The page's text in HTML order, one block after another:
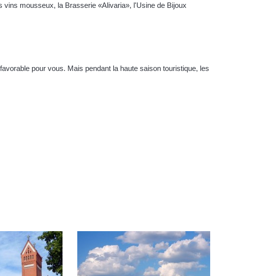
mousseux, la Brasserie «Alivaria», l'Usine de Bijoux
pour vous. Mais pendant la haute saison touristique, les